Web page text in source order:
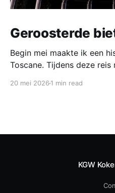
Geroosterde
Begin mei maakte ik een
Toscane. Tijdens deze
20 mei 2026 1 min read
KGW